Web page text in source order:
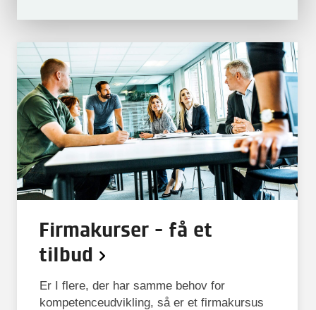
Firmakurser - få et
tilbud
Er I flere, der har samme behov for
kompetenceudvikling, så er et firmakursus